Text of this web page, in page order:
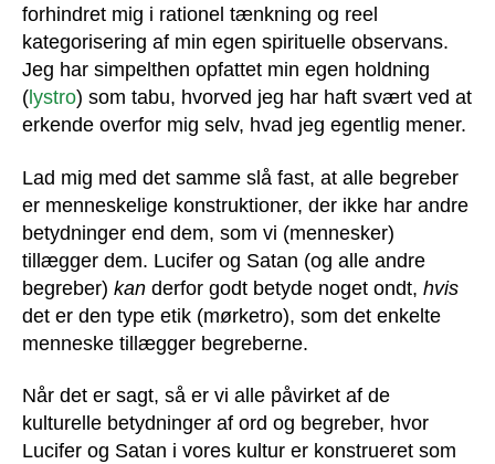
forhindret mig i rationel tænkning og reel
kategorisering af min egen spirituelle observans.
Jeg har simpelthen opfattet min egen holdning
( lystro) som tabu, hvorved jeg har haft svært ved at
erkende overfor mig selv, hvad jeg egentlig mener.
Lad mig med det samme slå fast, at alle begreber
er menneskelige konstruktioner, der ikke har andre
betydninger end dem, som vi (mennesker)
tillægger dem. Lucifer og Satan (og alle andre
begreber) kan derfor godt betyde noget ondt, hvis
det er den type etik (mørketro), som det enkelte
menneske tillægger begreberne.
Når det er sagt, så er vi alle påvirket af de
kulturelle betydninger af ord og begreber, hvor
Lucifer og Satan i vores kultur er konstrueret som